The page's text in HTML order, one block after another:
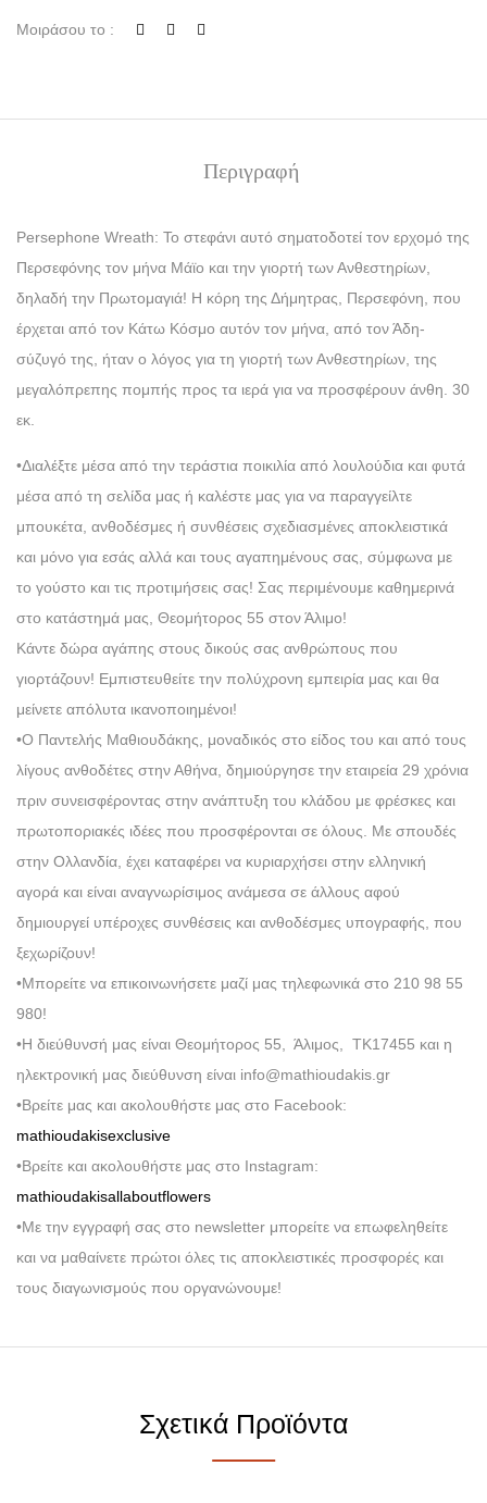
Μοιράσου το :
Περιγραφή
Persephone Wreath: Το στεφάνι αυτό σηματοδοτεί τον ερχομό της
Περσεφόνης τον μήνα Μάϊο και την γιορτή των Ανθεστηρίων,
δηλαδή την Πρωτομαγιά! Η κόρη της Δήμητρας, Περσεφόνη, που
έρχεται από τον Κάτω Κόσμο αυτόν τον μήνα, από τον Άδη-
σύζυγό της, ήταν ο λόγος για τη γιορτή των Ανθεστηρίων, της
μεγαλόπρεπης πομπής προς τα ιερά για να προσφέρουν άνθη. 30
εκ.
•Διαλέξτε μέσα από την τεράστια ποικιλία από λουλούδια και φυτά
μέσα από τη σελίδα μας ή καλέστε μας για να παραγγείλτε
μπουκέτα, ανθοδέσμες ή συνθέσεις σχεδιασμένες αποκλειστικά
και μόνο για εσάς αλλά και τους αγαπημένους σας, σύμφωνα με
το γούστο και τις προτιμήσεις σας! Σας περιμένουμε καθημερινά
στο κατάστημά μας, Θεομήτορος 55 στον Άλιμο!
Κάντε δώρα αγάπης στους δικούς σας ανθρώπους που
γιορτάζουν! Εμπιστευθείτε την πολύχρονη εμπειρία μας και θα
μείνετε απόλυτα ικανοποιημένοι!
•Ο Παντελής Μαθιουδάκης, μοναδικός στο είδος του και από τους
λίγους ανθοδέτες στην Αθήνα, δημιούργησε την εταιρεία 29 χρόνια
πριν συνεισφέροντας στην ανάπτυξη του κλάδου με φρέσκες και
πρωτοποριακές ιδέες που προσφέρονται σε όλους. Με σπουδές
στην Ολλανδία, έχει καταφέρει να κυριαρχήσει στην ελληνική
αγορά και είναι αναγνωρίσιμος ανάμεσα σε άλλους αφού
δημιουργεί υπέροχες συνθέσεις και ανθοδέσμες υπογραφής, που
ξεχωρίζουν!
•Μπορείτε να επικοινωνήσετε μαζί μας τηλεφωνικά στο 210 98 55
980!
•Η διεύθυνσή μας είναι Θεομήτορος 55, Άλιμος, ΤΚ17455 και η
ηλεκτρονική μας διεύθυνση είναι info@mathioudakis.gr
•Βρείτε μας και ακολουθήστε μας στο Facebook:
mathioudakisexclusive
•Βρείτε και ακολουθήστε μας στο Instagram:
mathioudakisallaboutflowers
•Με την εγγραφή σας στο newsletter μπορείτε να επωφεληθείτε
και να μαθαίνετε πρώτοι όλες τις αποκλειστικές προσφορές και
τους διαγωνισμούς που οργανώνουμε!
Σχετικά Προϊόντα